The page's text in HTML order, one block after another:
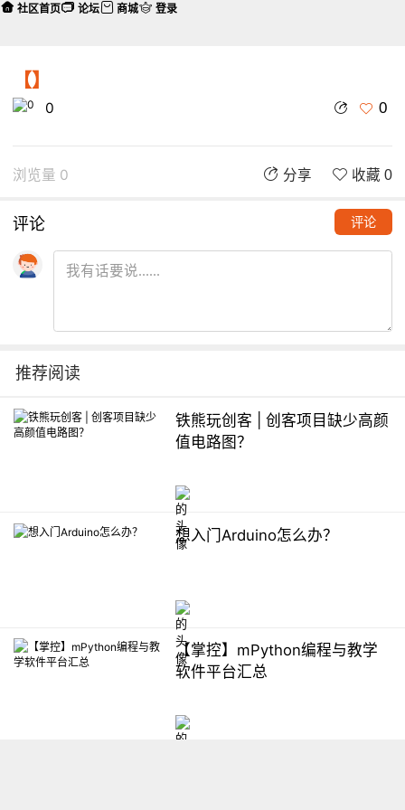
【】
0 0
浏览量 0 分享 收藏 0
评论 评论
推荐阅读
铁熊玩创客 | 创客项目缺少高颜
值电路图？
想入门Arduino怎么办？
【掌控】mPython编程与教学
软件平台汇总
社区首页 论坛 商城 登录